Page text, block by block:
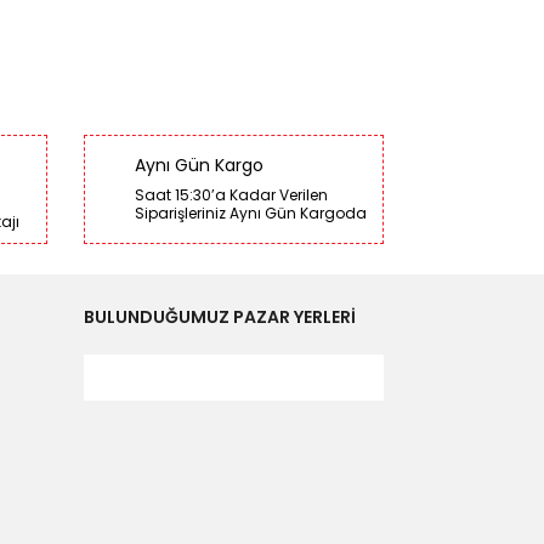
Aynı Gün Kargo
Saat 15:30’a Kadar Verilen
Siparişleriniz Aynı Gün Kargoda
BULUNDUĞUMUZ PAZAR YERLERİ